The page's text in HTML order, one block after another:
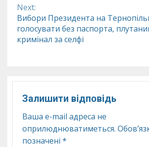
Next:
Вибори Президента на
голосувати без паспорта,
кримінал за селфі
Залишити відповідь
Ваша e-mail адреса не
оприлюднюватиметься.
позначені *